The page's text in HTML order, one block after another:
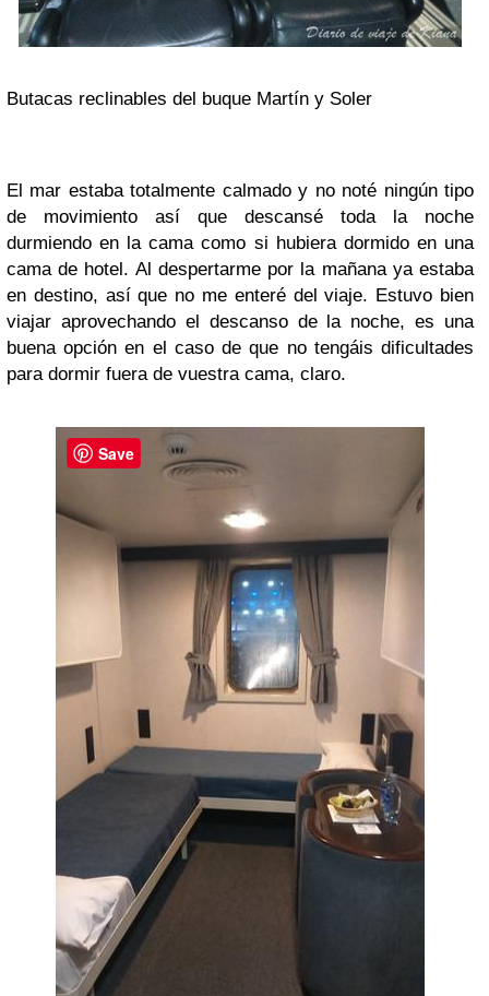
Butacas reclinables del buque Martín y Soler
El mar estaba totalmente calmado y no noté ningún tipo
de movimiento así que descansé toda la noche
durmiendo en la cama como si hubiera dormido en una
cama de hotel. Al despertarme por la mañana ya estaba
en destino, así que no me enteré del viaje. Estuvo bien
viajar aprovechando el descanso de la noche, es una
buena opción en el caso de que no tengáis dificultades
para dormir fuera de vuestra cama, claro.
Save